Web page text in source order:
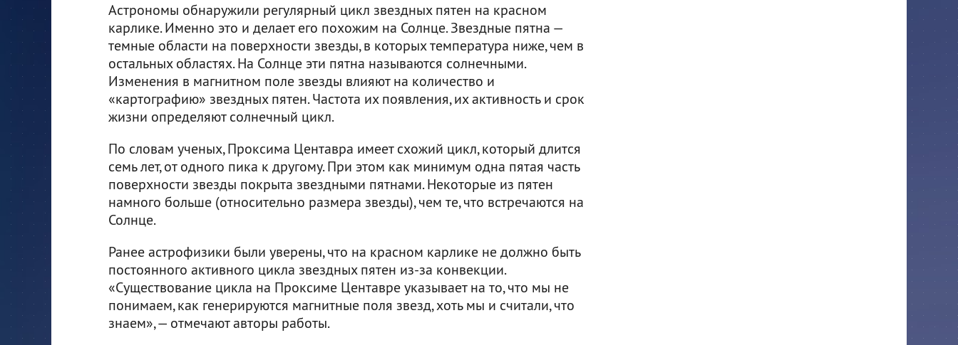
Астрономы обнаружили регулярный цикл звездных пятен на красном
карлике. Именно это и делает его похожим на Солнце. Звездные пятна —
темные области на поверхности звезды, в которых температура ниже, чем в
остальных областях. На Солнце эти пятна называются солнечными.
Изменения в магнитном поле звезды влияют на количество и
«картографию» звездных пятен. Частота их появления, их активность и срок
жизни определяют солнечный цикл.
По словам ученых, Проксима Центавра имеет схожий цикл, который длится
семь лет, от одного пика к другому. При этом как минимум одна пятая часть
поверхности звезды покрыта звездными пятнами. Некоторые из пятен
намного больше (относительно размера звезды), чем те, что встречаются на
Солнце.
Ранее астрофизики были уверены, что на красном карлике не должно быть
постоянного активного цикла звездных пятен из-за конвекции.
«Существование цикла на Проксиме Центавре указывает на то, что мы не
понимаем, как генерируются магнитные поля звезд, хоть мы и считали, что
знаем», — отмечают авторы работы.